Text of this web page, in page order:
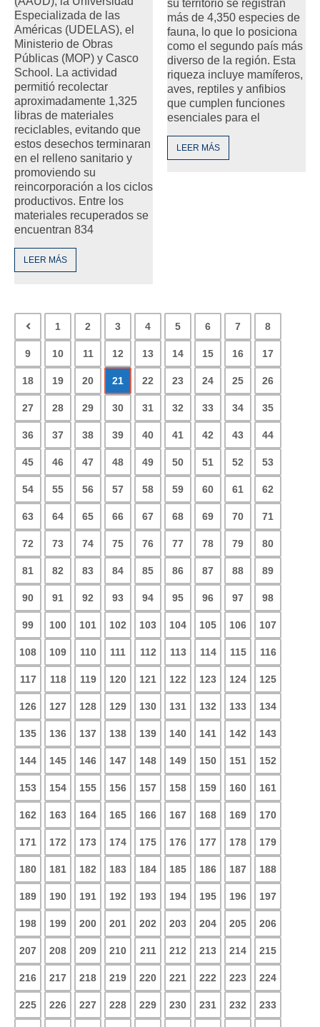
Especializada de las
Américas (UDELAS), el
Ministerio de Obras
Públicas (MOP) y Casco
School. La actividad
permitió recolectar
aproximadamente 1,325
libras de materiales
reciclables, evitando que
estos desechos terminaran
en el relleno sanitario y
promoviendo su
reincorporación a los ciclos
productivos. Entre los
materiales recuperados se
encuentran 834
LEER MÁS
su territorio se registran
más de 4,350 especies de
fauna, lo que lo posiciona
como el segundo país más
diverso de la región. Esta
riqueza incluye mamíferos,
aves, reptiles y anfibios
que cumplen funciones
esenciales para el
LEER MÁS
1 2 3 4 5 6 7 8
9 10 11 12 13 14 15 16 17
18 19 20 21 22 23 24 25 26
27 28 29 30 31 32 33 34 35
36 37 38 39 40 41 42 43 44
45 46 47 48 49 50 51 52 53
54 55 56 57 58 59 60 61 62
63 64 65 66 67 68 69 70 71
72 73 74 75 76 77 78 79 80
81 82 83 84 85 86 87 88 89
90 91 92 93 94 95 96 97 98
99 100 101 102 103 104 105 106 107
108 109 110 111 112 113 114 115 116
117 118 119 120 121 122 123 124 125
126 127 128 129 130 131 132 133 134
135 136 137 138 139 140 141 142 143
144 145 146 147 148 149 150 151 152
153 154 155 156 157 158 159 160 161
162 163 164 165 166 167 168 169 170
171 172 173 174 175 176 177 178 179
180 181 182 183 184 185 186 187 188
189 190 191 192 193 194 195 196 197
198 199 200 201 202 203 204 205 206
207 208 209 210 211 212 213 214 215
216 217 218 219 220 221 222 223 224
225 226 227 228 229 230 231 232 233